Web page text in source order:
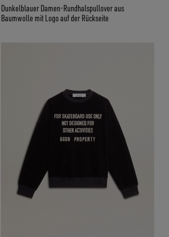
Dunkelblauer Damen-Rundhalspullover aus
Baumwolle mit Logo auf der Rückseite